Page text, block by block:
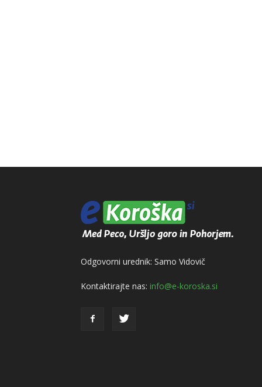
Odgovorni urednik: Samo Vidovič
Kontaktirajte nas: info@e-koroska.si